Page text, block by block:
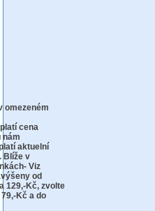
omezeném
cena
nám
aktuelní
Blíže v
Viz
od
129,-Kč, zvolte
79,-Kč a do